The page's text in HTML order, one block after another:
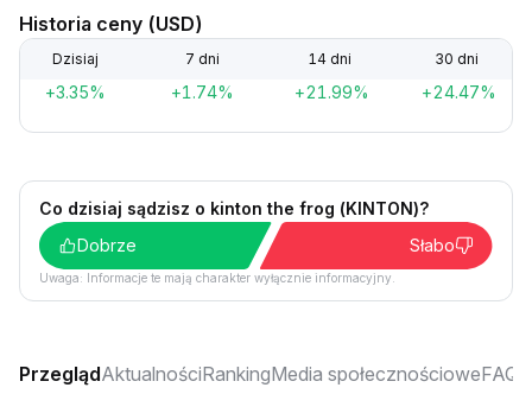
Historia ceny (USD)
Dzisiaj 7 dni 14 dni 30 dni
+3.35% +1.74% +21.99% +24.47%
Co dzisiaj sądzisz o kinton the frog (KINTON)?
Dobrze
Słabo
Uwaga: Informacje te mają charakter wyłącznie informacyjny.
PrzeglądAktualnościRankingMedia społecznościoweFAQ